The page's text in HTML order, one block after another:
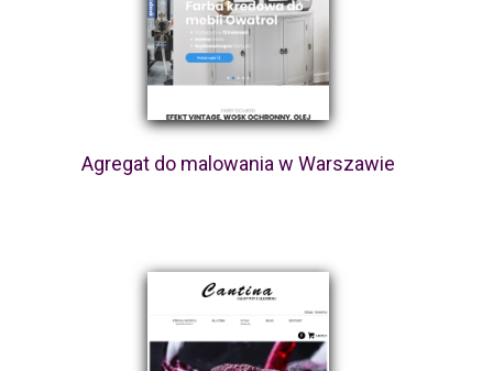
Agregat do malowania w Warszawie